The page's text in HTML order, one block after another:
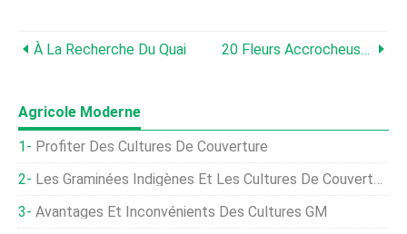
À La Recherche Du Quai 20 Fleurs Accrocheuses Qui Attirent Les Colibris
Agricole Moderne
Profiter Des Cultures De Couverture
Les Graminées Indigènes Et Les Cultures De Couverture Améliorent La Qualité Du Bétail
Avantages Et Inconvénients Des Cultures GM